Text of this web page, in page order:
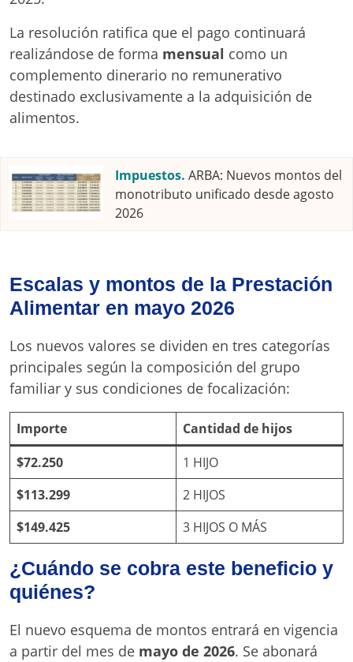
La resolución ratifica que el pago continuará
realizándose de forma mensual como un
complemento dinerario no remunerativo
destinado exclusivamente a la adquisición de
alimentos.
Impuestos. ARBA: Nuevos montos del
monotributo unificado desde agosto
2026
Escalas y montos de la Prestación
Alimentar en mayo 2026
Los nuevos valores se dividen en tres categorías
principales según la composición del grupo
familiar y sus condiciones de focalización:
Importe
Cantidad de hijos
$72.250
1 HIJO
$113.299
2 HIJOS
$149.425
3 HIJOS O MÁS
¿Cuándo se cobra este beneficio y
quiénes?
El nuevo esquema de montos entrará en vigencia
a partir del mes de mayo de 2026. Se abonará